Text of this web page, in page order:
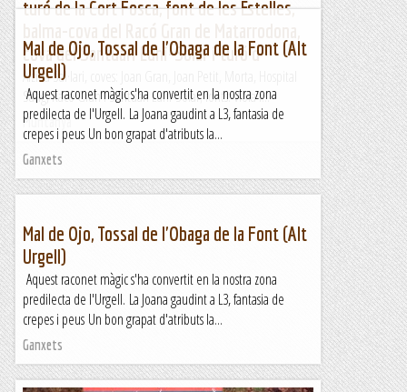
turó de la Cort Fosca, font de les Estelles,
cova del Santuari Luni-Solar i turó d
Alzina Sal·lari, coves: Joan Gran, Joan Petit, Morta, Hospital
Sang, Racó Gran i Santuari Luni-Solar; fonts: Viola i...
Muntanya
Mal de Ojo, Tossal de l'Obaga de la Font (Alt
Urgell)
Aquest raconet màgic s'ha convertit en la nostra zona
predilecta de l'Urgell. La Joana gaudint a L3, fantasia de
crepes i peus Un bon grapat d'atributs la...
Ganxets
Mal de Ojo, Tossal de l'Obaga de la Font (Alt
Urgell)
Aquest raconet màgic s'ha convertit en la nostra zona
predilecta de l'Urgell. La Joana gaudint a L3, fantasia de
crepes i peus Un bon grapat d'atributs la...
Ganxets